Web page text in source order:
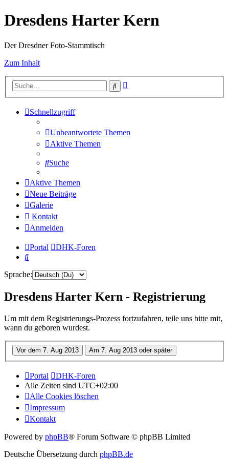
Dresdens Harter Kern
Der Dresdner Foto-Stammtisch
Zum Inhalt
Suche
Schnellzugriff
Unbeantwortete Themen
Aktive Themen
Suche
Aktive Themen
Neue Beiträge
Galerie
Kontakt
Anmelden
Portal
DHK-Foren
Suche
Sprache:
Dresdens Harter Kern - Registrierung
Um mit dem Registrierungs-Prozess fortzufahren, teile uns bitte mit,
wann du geboren wurdest.
Portal
DHK-Foren
Alle Zeiten sind UTC+02:00
Alle Cookies löschen
Impressum
Kontakt
Powered by phpBB® Forum Software © phpBB Limited
Deutsche Übersetzung durch phpBB.de